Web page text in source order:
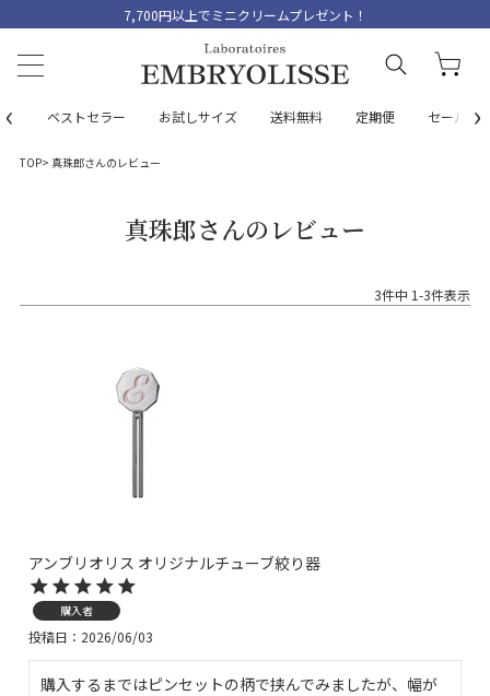
7,700円以上でミニクリームプレゼント！
‹ ベストセラー お試しサイズ 送料無料 定期便 セール ›
TOP 真珠郎さんのレビュー
真珠郎さんのレビュー
3件中 1-3件表示
アンブリオリス オリジナルチューブ絞り器
購入者
投稿日 2026/06/03
購入するまではピンセットの柄で挟んでみましたが、幅が